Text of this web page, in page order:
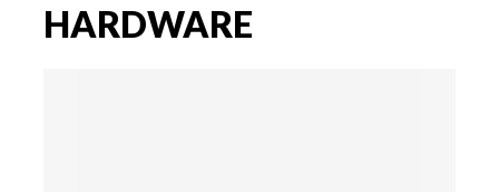
HARDWARE